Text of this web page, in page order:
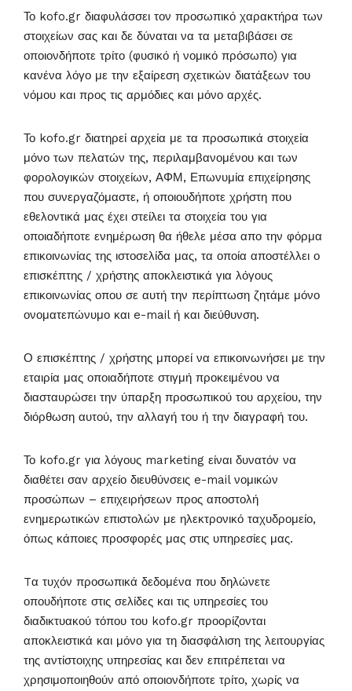
Το kofo.gr διαφυλάσσει τον προσωπικό χαρακτήρα των
στοιχείων σας και δε δύναται να τα μεταβιβάσει σε
οποιονδήποτε τρίτο (φυσικό ή νομικό πρόσωπο) για
κανένα λόγο με την εξαίρεση σχετικών διατάξεων του
νόμου και προς τις αρμόδιες και μόνο αρχές.
Το kofo.gr διατηρεί αρχεία με τα προσωπικά στοιχεία
μόνο των πελατών της, περιλαμβανομένου και των
φορολογικών στοιχείων, ΑΦΜ, Επωνυμία επιχείρησης
που συνεργαζόμαστε, ή οποιουδήποτε χρήστη που
εθελοντικά μας έχει στείλει τα στοιχεία του για
οποιαδήποτε ενημέρωση θα ήθελε μέσα απο την φόρμα
επικοινωνίας της ιστοσελίδα μας, τα οποία αποστέλλει ο
επισκέπτης / χρήστης αποκλειστικά για λόγους
επικοινωνίας οπου σε αυτή την περίπτωση ζητάμε μόνο
ονοματεπώνυμο και e-mail ή και διεύθυνση.
Ο επισκέπτης / χρήστης μπορεί να επικοινωνήσει με την
εταιρία μας οποιαδήποτε στιγμή προκειμένου να
διασταυρώσει την ύπαρξη προσωπικού του αρχείου, την
διόρθωση αυτού, την αλλαγή του ή την διαγραφή του.
Το kofo.gr για λόγους marketing είναι δυνατόν να
διαθέτει σαν αρχείο διευθύνσεις e-mail νομικών
προσώπων – επιχειρήσεων προς αποστολή
ενημερωτικών επιστολών με ηλεκτρονικό ταχυδρομείο,
όπως κάποιες προσφορές μας στις υπηρεσίες μας.
Tα τυχόν προσωπικά δεδομένα που δηλώνετε
οπουδήποτε στις σελίδες και τις υπηρεσίες του
διαδικτυακού τόπου του kofo.gr προορίζονται
αποκλειστικά και μόνο για τη διασφάλιση της λειτουργίας
της αντίστοιχης υπηρεσίας και δεν επιτρέπεται να
χρησιμοποιηθούν από οποιονδήποτε τρίτο, χωρίς να